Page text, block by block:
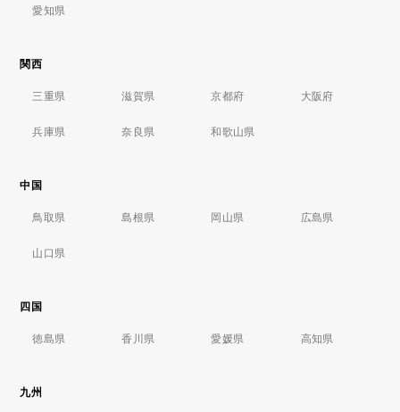
愛知県
関西
三重県 滋賀県 京都府 大阪府
兵庫県 奈良県 和歌山県
中国
鳥取県 島根県 岡山県 広島県
山口県
四国
徳島県 香川県 愛媛県 高知県
九州